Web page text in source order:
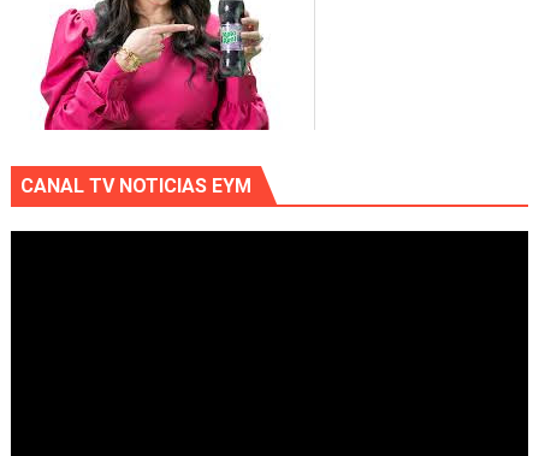
CANAL TV NOTICIAS EYM